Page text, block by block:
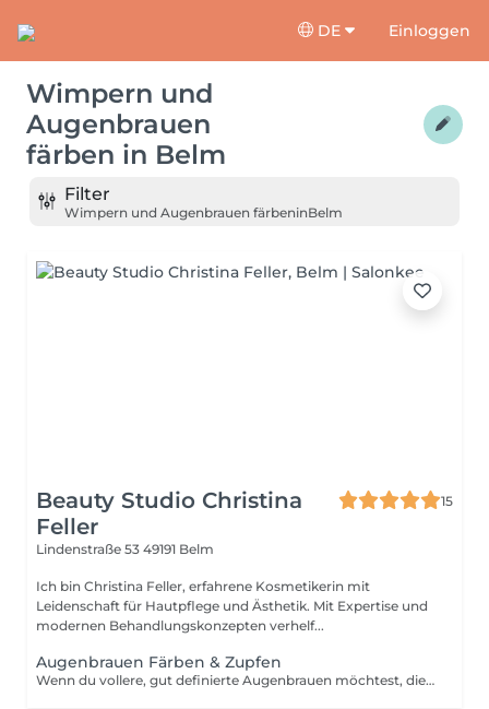
DE Einloggen
Wimpern und
Augenbrauen
färben in Belm
Filter
Wimpern und Augenbrauen färbeninBelm
Beauty Studio Christina
Feller
15
Lindenstraße 53 49191 Belm
Ich bin Christina Feller, erfahrene Kosmetikerin mit
Leidenschaft für Hautpflege und Ästhetik. Mit Expertise und
modernen Behandlungskonzepten verhelf...
Augenbrauen Färben & Zupfen
Wenn du vollere, gut definierte Augenbrauen möchtest, die ein paar Wochen halten, buche einen Termin für die Formung und Färbung.